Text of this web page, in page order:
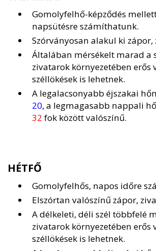
Gomolyfelhő-képződés
napsütésre számíthatunk.
Szórványosan alakul ki zápor,
Általában mérsékelt marad a
zivatarok környezetében erős
széllökések is lehetnek.
A legalacsonyabb éjszakai
20, a legmagasabb nappali
32 fok között valószínű.
HÉTFŐ
Gomolyfelhős, napos időre
Elszórtan valószínű zápor,
A délkeleti, déli szél többfelé
zivatarok környezetében erős
széllökések is lehetnek.